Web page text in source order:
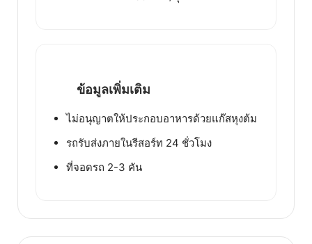
ข้อมูลเพิ่มเติม
ไม่อนุญาตให้ประกอบอาหารด้วยแก๊สหุงต้ม
รถรับส่งภายในรีสอร์ท 24 ชั่วโมง
ที่จอดรถ 2-3 คัน